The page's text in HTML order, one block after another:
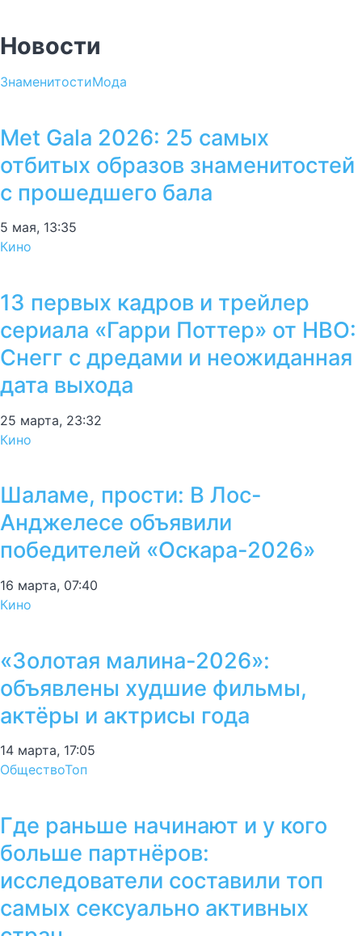
Новости
ЗнаменитостиМода
Met Gala 2026: 25 самых
отбитых образов знаменитостей
с прошедшего бала
5 мая, 13:35
Кино
13 первых кадров и трейлер
сериала «Гарри Поттер» от HBO:
Снегг с дредами и неожиданная
дата выхода
25 марта, 23:32
Кино
Шаламе, прости: В Лос-
Анджелесе объявили
победителей «Оскара-2026»
16 марта, 07:40
Кино
«Золотая малина-2026»:
объявлены худшие фильмы,
актёры и актрисы года
14 марта, 17:05
ОбществоТоп
Где раньше начинают и у кого
больше партнёров:
исследователи составили топ
самых сексуально активных